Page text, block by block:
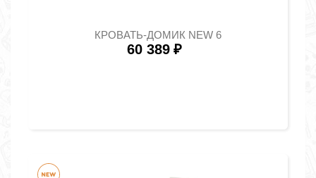
КРОВАТЬ-ДОМИК NEW 6
60 389 ₽